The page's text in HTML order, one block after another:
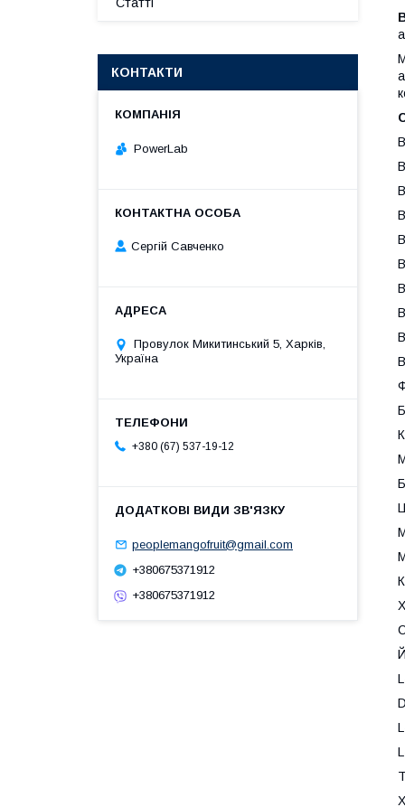
КОНТАКТИ
PowerLab
Сергій Савченко
Провулок Микитинський 5, Харків,
Україна
+380 (67) 537-19-12
peoplemangofruit@gmail.com
+380675371912
+380675371912